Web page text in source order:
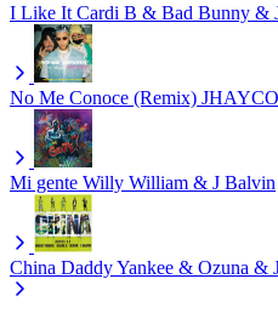
I Like It Cardi B & Bad Bunny &
No Me Conoce (Remix)
Mi gente Willy William & J Balvin
China Daddy Yankee & Ozuna